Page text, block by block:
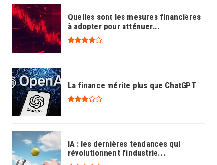
Quelles sont les mesures financières
à adopter pour atténuer...
La finance mérite plus que ChatGPT
IA : les dernières tendances qui
révolutionnent l’industrie...